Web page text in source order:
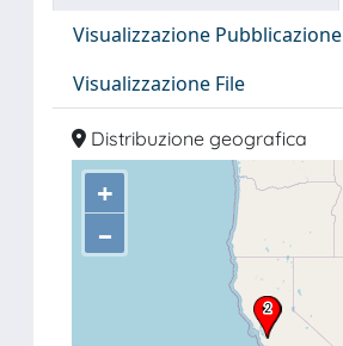
Visualizzazione Pubblicazione
Visualizzazione File
Distribuzione geografica
+
–